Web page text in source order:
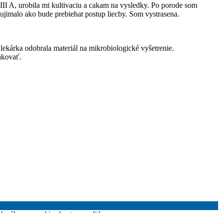
A, urobila mi kultivaciu a cakam na vysledky. Po porode som
ako bude prebiehat postup liecby. Som vystrasena.
odobrala materiál na mikrobiologické vyšetrenie.